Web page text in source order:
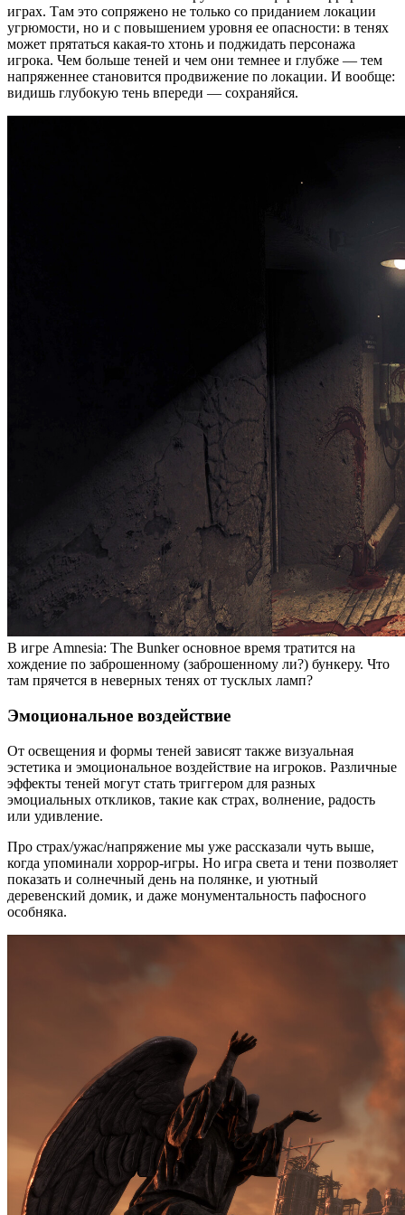
играх. Там это сопряжено не только со приданием локации
угрюмости, но и с повышением уровня ее опасности: в тенях
может прятаться какая-то хтонь и поджидать персонажа
игрока. Чем больше теней и чем они темнее и глубже — тем
напряженнее становится продвижение по локации. И вообще:
видишь глубокую тень впереди — сохраняйся.
В игре Amnesia: The Bunker основное время тратится на
хождение по заброшенному (заброшенному ли?) бункеру. Что
там прячется в неверных тенях от тусклых ламп?
Эмоциональное воздействие
От освещения и формы теней зависят также визуальная
эстетика и эмоциональное воздействие на игроков. Различные
эффекты теней могут стать триггером для разных
эмоциальных откликов, такие как страх, волнение, радость
или удивление.
Про страх/ужас/напряжение мы уже рассказали чуть выше,
когда упоминали хоррор-игры. Но игра света и тени позволяет
показать и солнечный день на полянке, и уютный
деревенский домик, и даже монументальность пафосного
особняка.